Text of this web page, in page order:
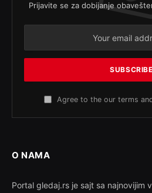
Prijavite se za dobijanje
Agree to the our terms
O NAMA
Portal gledaj.rs je sajt sa najnovijim